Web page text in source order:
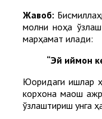
Жавоб:
молни ноҳақ
марҳамат қилади:
“Эй иймон
Юқоридаги ишлар
корхона маош
ўзлаштириш унга